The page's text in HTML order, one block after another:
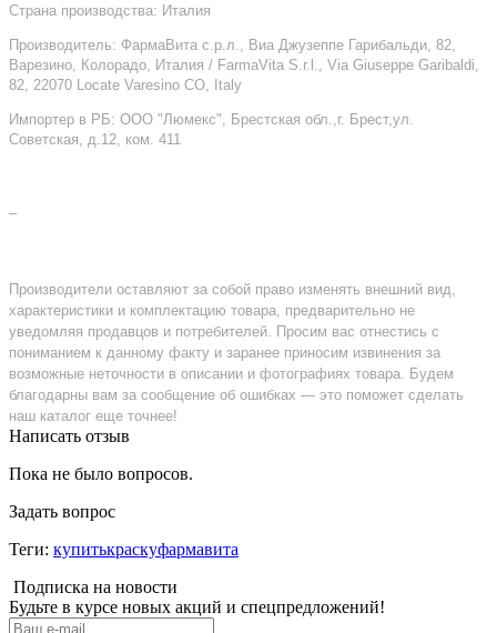
Страна производства: Италия
Производитель: ФармаВита с.р.л., Виа Джузеппе Гарибальди, 82,
Варезино, Колорадо, Италия / FarmaVita S.r.l., Via Giuseppe Garibaldi,
82, 22070 Locate Varesino CO, Italy
Импортер в РБ: ООО "Люмекс", Брестская обл.,г. Брест,ул.
Советская, д.12, ком. 411
–
Производители оставляют за собой право изменять внешний вид,
характеристики и комплектацию товара, предварительно не
уведомляя продавцов и потребителей. Просим вас отнестись с
пониманием к данному факту и заранее приносим извинения за
возможные неточности в описании и фотографиях товара. Будем
благодарны вам за сообщение об ошибках — это поможет сделать
наш каталог еще точнее!
Написать отзыв
Пока не было вопросов.
Задать вопрос
Теги: купитькраскуфармавита
Подписка на новости
Будьте в курсе новых акций и спецпредложений!